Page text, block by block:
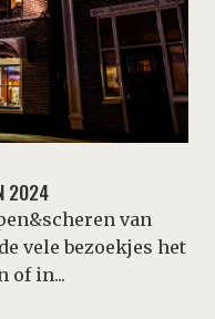
2024
van
vele bezoekjes het
of in...